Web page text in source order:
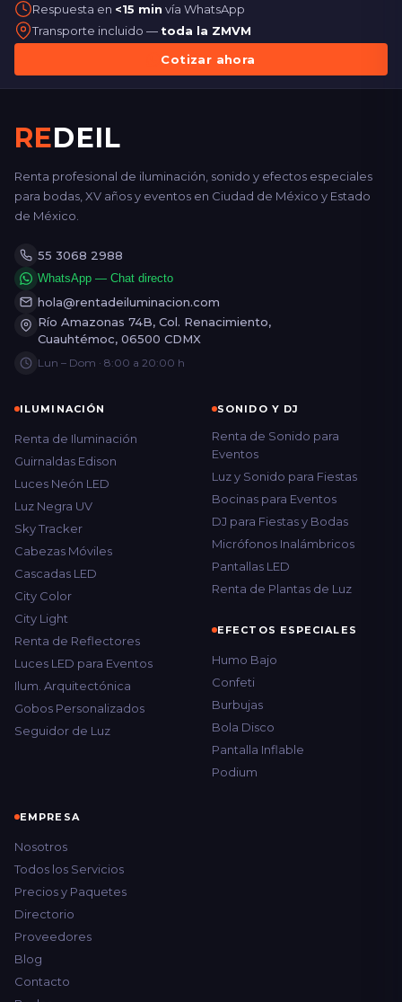
Respuesta en <15 min vía WhatsApp
Transporte incluido — toda la ZMVM
Cotizar ahora
REDEIL
Renta profesional de iluminación, sonido y efectos especiales
para bodas, XV años y eventos en Ciudad de México y Estado
de México.
55 3068 2988
WhatsApp — Chat directo
hola@rentadeiluminacion.com
Río Amazonas 74B, Col. Renacimiento,
Cuauhtémoc, 06500 CDMX
Lun – Dom · 8:00 a 20:00 h
ILUMINACIÓN
Renta de Iluminación
Guirnaldas Edison
Luces Neón LED
Luz Negra UV
Sky Tracker
Cabezas Móviles
Cascadas LED
City Color
City Light
Renta de Reflectores
Luces LED para Eventos
Ilum. Arquitectónica
Gobos Personalizados
Seguidor de Luz
SONIDO Y DJ
Renta de Sonido para
Eventos
Luz y Sonido para Fiestas
Bocinas para Eventos
DJ para Fiestas y Bodas
Micrófonos Inalámbricos
Pantallas LED
Renta de Plantas de Luz
EFECTOS ESPECIALES
Humo Bajo
Confeti
Burbujas
Bola Disco
Pantalla Inflable
Podium
EMPRESA
Nosotros
Todos los Servicios
Precios y Paquetes
Directorio
Proveedores
Blog
Contacto